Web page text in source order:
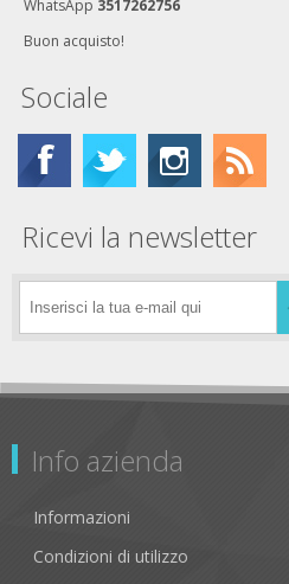
WhatsApp 3517262756
Buon acquisto!
Sociale
Ricevi la newsletter
Info azienda
Informazioni
Condizioni di utilizzo